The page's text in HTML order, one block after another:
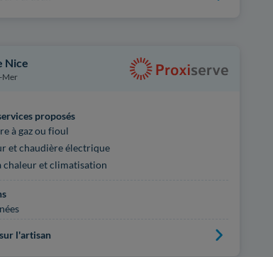
Nice
Mer
proposés
à gaz ou fioul
et chaudière électrique
chaleur et climatisation
l'artisan